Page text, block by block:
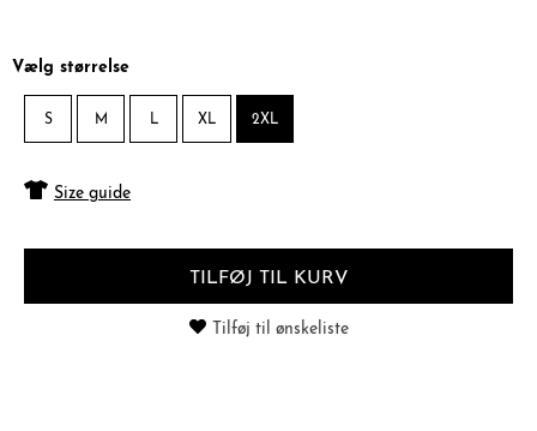
Vælg størrelse
S M L XL 2XL
Size guide
TILFØJ TIL KURV
Tilføj til ønskeliste